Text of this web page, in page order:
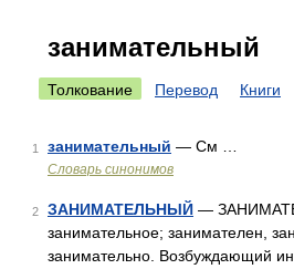
занимательный
Толкование Перевод Книги
1 занимательный — См …
Словарь синонимов
2 ЗАНИМАТЕЛЬНЫЙ —
занимательное; занимателен,
занимательно. Возбуждающий